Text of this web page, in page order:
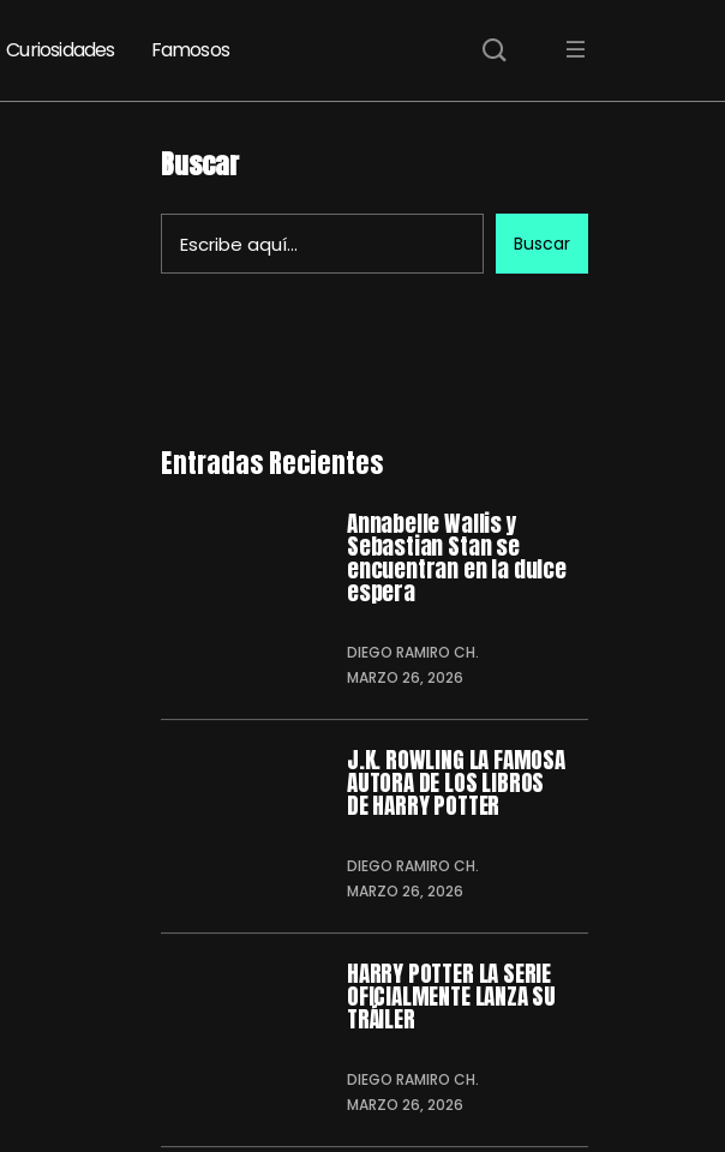
Curiosidades Famosos
Buscar
Buscar
Entradas Recientes
Annabelle Wallis y
Sebastian Stan se
encuentran en la dulce
espera
DIEGO RAMIRO CH.
MARZO 26, 2026
J.K. ROWLING LA FAMOSA
AUTORA DE LOS LIBROS
DE HARRY POTTER
DIEGO RAMIRO CH.
MARZO 26, 2026
HARRY POTTER LA SERIE
OFICIALMENTE LANZA SU
TRÁILER
DIEGO RAMIRO CH.
MARZO 26, 2026